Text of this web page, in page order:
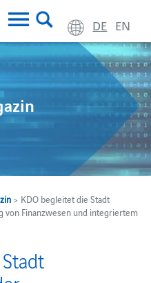
DE EN
> KDO begleitet die Stadt
Finanzwesen und integriertem